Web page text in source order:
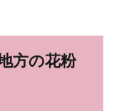
方の花粉